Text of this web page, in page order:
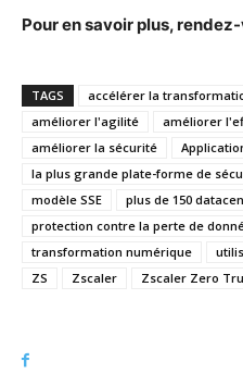
Pour en savoir plus,
TAGS accélérer la
améliorer l'agilité
améliorer
améliorer la sécurité
la plus grande plate-forme de
modèle SSE
plus de 150
protection contre la perte de
transformation numérique
ZS
Zscaler Zscaler Zero